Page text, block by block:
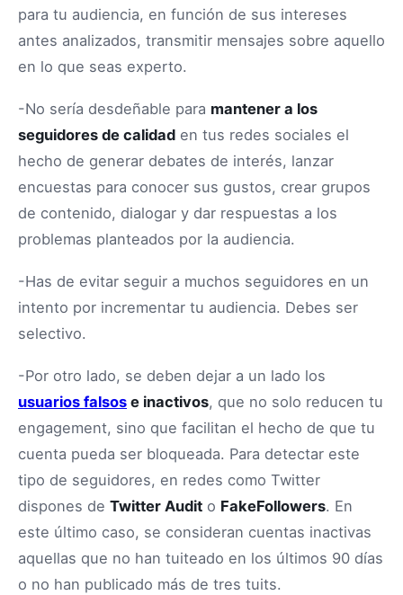
para tu audiencia, en función de sus intereses
antes analizados, transmitir mensajes sobre aquello
en lo que seas experto.
-No sería desdeñable para mantener a los
seguidores de calidad en tus redes sociales el
hecho de generar debates de interés, lanzar
encuestas para conocer sus gustos, crear grupos
de contenido, dialogar y dar respuestas a los
problemas planteados por la audiencia.
-Has de evitar seguir a muchos seguidores en un
intento por incrementar tu audiencia. Debes ser
selectivo.
-Por otro lado, se deben dejar a un lado los
usuarios falsos e inactivos, que no solo reducen tu
engagement, sino que facilitan el hecho de que tu
cuenta pueda ser bloqueada. Para detectar este
tipo de seguidores, en redes como Twitter
dispones de Twitter Audit o FakeFollowers. En
este último caso, se consideran cuentas inactivas
aquellas que no han tuiteado en los últimos 90 días
o no han publicado más de tres tuits.